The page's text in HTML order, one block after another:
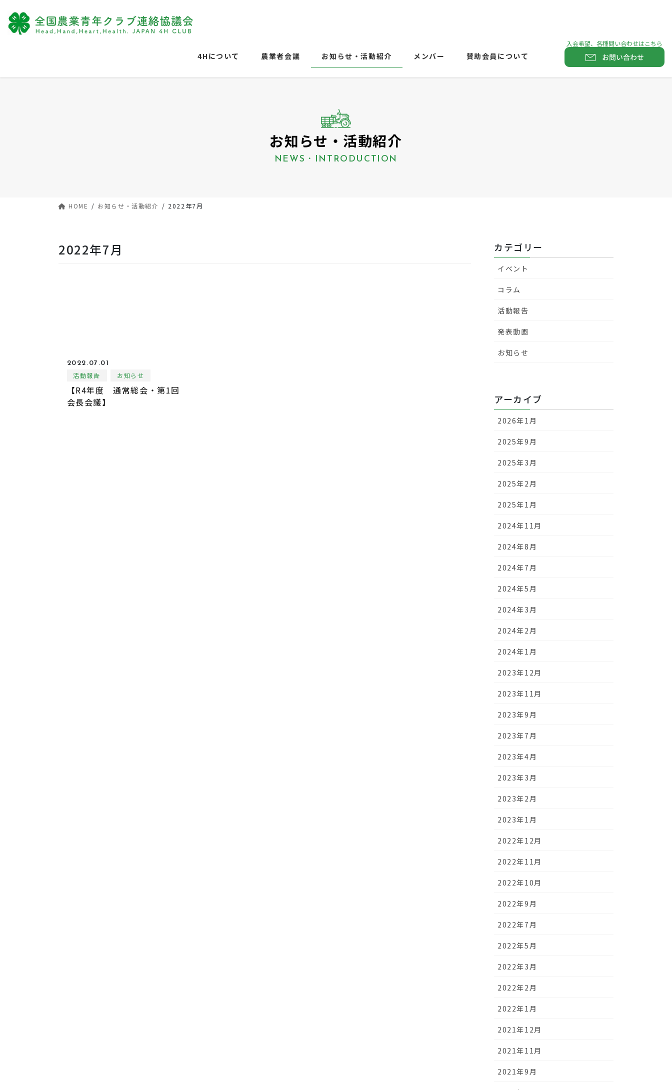
テ
移
ゲ
ン
4Hについて 農業者会議 お知らせ・活動紹介 メンバー
賛助会員について
お知らせ・活動紹介
NEWS・INTRODUCTION
HOME お知らせ・活動紹介 2022年7月
2022年7月
2022.07.01
活動報告 お知らせ
【R4年度 通常総会・第1回
会長会議】
カテゴリー
イベント
コラム
活動報告
発表動画
お知らせ
アーカイブ
2026年1月
2025年9月
2025年3月
2025年2月
2025年1月
2024年11月
2024年8月
2024年7月
2024年5月
2024年3月
2024年2月
2024年1月
2023年12月
2023年11月
2023年9月
2023年7月
2023年4月
2023年3月
2023年2月
2023年1月
2022年12月
2022年11月
2022年10月
2022年9月
2022年7月
2022年5月
2022年3月
2022年2月
2022年1月
2021年12月
2021年11月
2021年9月